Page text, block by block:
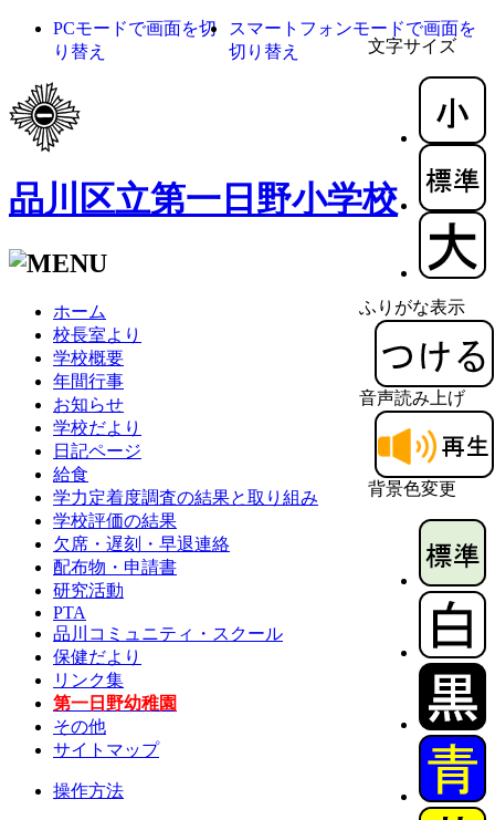
文字サイズ
ふりがな表示
音声読み上げ
背景色変更
PCモードで画面を切
り替え
スマートフォンモードで画面を
切り替え
品川区立第一日野小学校
ホーム
校長室より
学校概要
年間行事
お知らせ
学校だより
日記ページ
給食
学力定着度調査の結果と取り組み
学校評価の結果
欠席・遅刻・早退連絡
配布物・申請書
研究活動
PTA
品川コミュニティ・スクール
保健だより
リンク集
第一日野幼稚園
その他
サイトマップ
操作方法